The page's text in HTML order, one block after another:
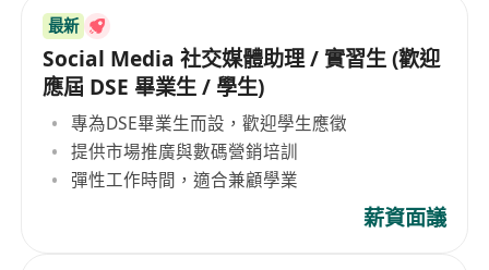
最新
Social Media 社交媒體助理 / 實習生 (歡迎
應屆 DSE 畢業生 / 學生)
專為DSE畢業生而設，歡迎學生應徵
提供市場推廣與數碼營銷培訓
彈性工作時間，適合兼顧學業
薪資面議